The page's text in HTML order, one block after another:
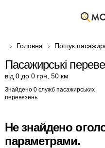
Головна Пошук
Пасажирські
від 0 до 0 грн 50 км
Знайдено 0 служб пасажирських
перевезень
Не знайдено
параметрами.